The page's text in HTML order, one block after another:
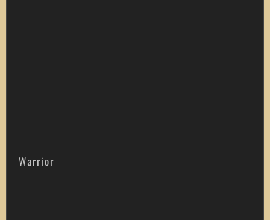
Warrior